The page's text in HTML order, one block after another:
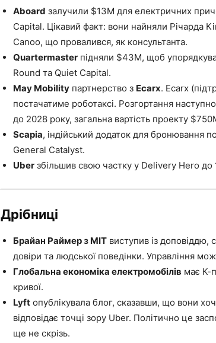
Aboard залучили $13M для електричних
Capital. Цікавий факт: вони найняли Річарда
Canoo, що провалився, як консультанта.
Quartermaster підняли $43M, щоб
Round та Quiet Capital.
May Mobility партнерство з Ecarx. Ecarx
постачатиме роботаксі. Розгортання
до 2028 року, загальна вартість проекту
Scapia, індійський додаток для
General Catalyst.
Uber збільшив свою частку у Delivery Hero до
Дрібниці
Брайан Раймер з MIT виступив із доповіддю,
довіри та людської поведінки. Управління
Глобальна економіка електромобілів має К-
кривої.
Lyft опублікувала блог, сказавши, що вони
відповідає точці зору Uber. Політично це
ще не скрізь.